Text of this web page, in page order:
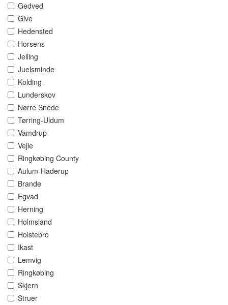
Gedved
Give
Hedensted
Horsens
Jelling
Juelsminde
Kolding
Lunderskov
Nørre Snede
Tørring-Uldum
Vamdrup
Vejle
Ringkøbing County
Aulum-Haderup
Brande
Egvad
Herning
Holmsland
Holstebro
Ikast
Lemvig
Ringkøbing
Skjern
Struer